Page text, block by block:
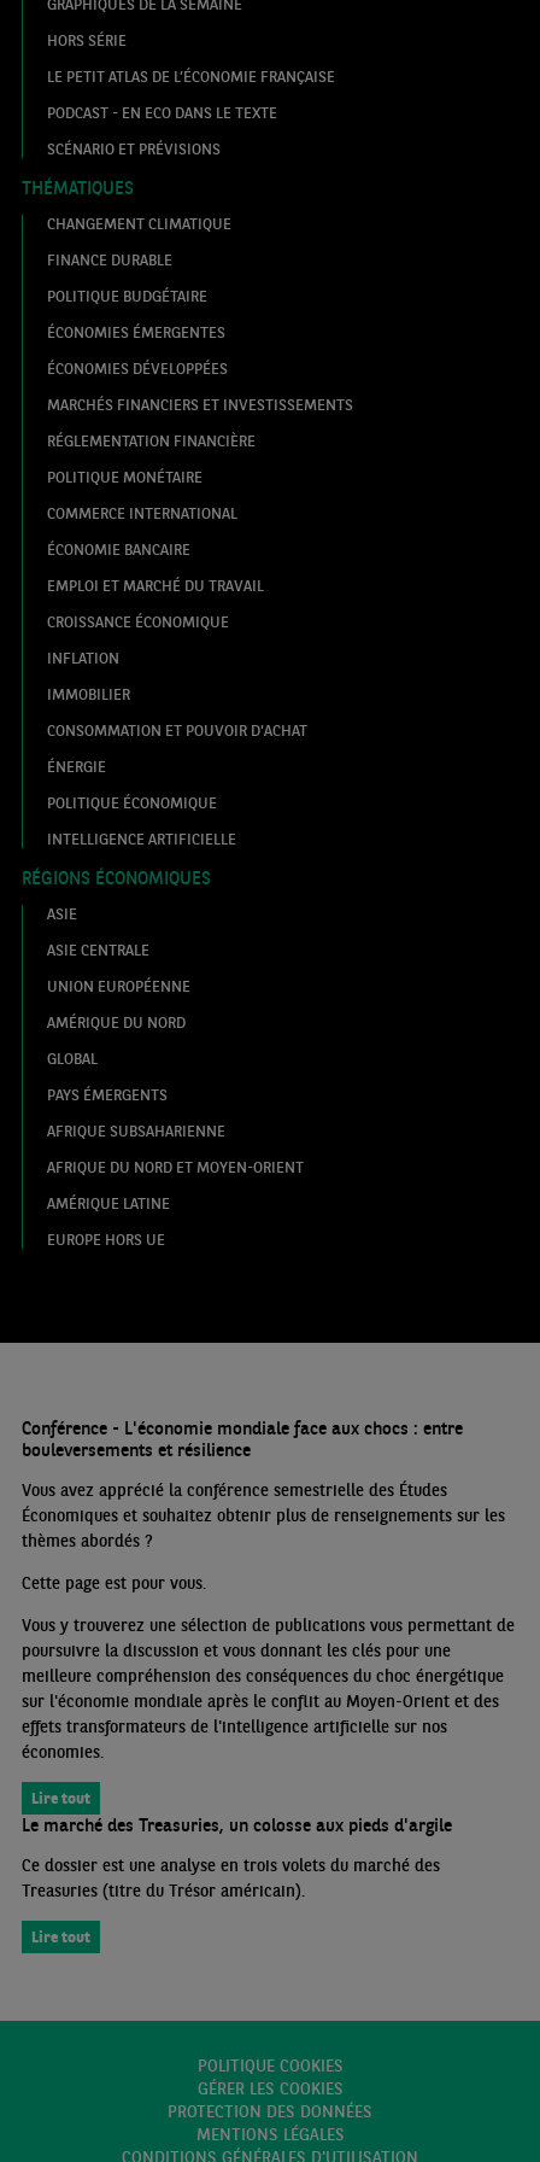
HORS SÉRIE
LE PETIT ATLAS DE L’ÉCONOMIE FRANÇAISE
PODCAST - EN ECO DANS LE TEXTE
SCÉNARIO ET PRÉVISIONS
THÉMATIQUES
CHANGEMENT CLIMATIQUE
FINANCE DURABLE
POLITIQUE BUDGÉTAIRE
ÉCONOMIES ÉMERGENTES
ÉCONOMIES DÉVELOPPÉES
MARCHÉS FINANCIERS ET INVESTISSEMENTS
RÉGLEMENTATION FINANCIÈRE
POLITIQUE MONÉTAIRE
COMMERCE INTERNATIONAL
ÉCONOMIE BANCAIRE
EMPLOI ET MARCHÉ DU TRAVAIL
CROISSANCE ÉCONOMIQUE
INFLATION
IMMOBILIER
CONSOMMATION ET POUVOIR D'ACHAT
ÉNERGIE
POLITIQUE ÉCONOMIQUE
INTELLIGENCE ARTIFICIELLE
RÉGIONS ÉCONOMIQUES
ASIE
ASIE CENTRALE
UNION EUROPÉENNE
AMÉRIQUE DU NORD
GLOBAL
PAYS ÉMERGENTS
AFRIQUE SUBSAHARIENNE
AFRIQUE DU NORD ET MOYEN-ORIENT
AMÉRIQUE LATINE
EUROPE HORS UE
Conférence - L'économie mondiale face aux chocs : entre
bouleversements et résilience
Vous avez apprécié la conférence semestrielle des Études
Économiques et souhaitez obtenir plus de renseignements sur les
thèmes abordés?
Cette page est pour vous.
Vous y trouverez une sélection de publications vous permettant de
poursuivre la discussion et vous donnant les clés pour une
meilleure compréhension des conséquences du choc énergétique
sur l'économie mondiale après le conflit au Moyen-Orient et des
effets transformateurs de l'intelligence artificielle sur nos
économies.
Lire tout
Le marché des Treasuries, un colosse aux pieds d'argile
Ce dossier est une analyse en trois volets du marché des
Treasuries (titre du Trésor américain).
Lire tout
POLITIQUE COOKIES
GÉRER LES COOKIES
PROTECTION DES DONNÉES
MENTIONS LÉGALES
CONDITIONS GÉNÉRALES D'UTILISATION